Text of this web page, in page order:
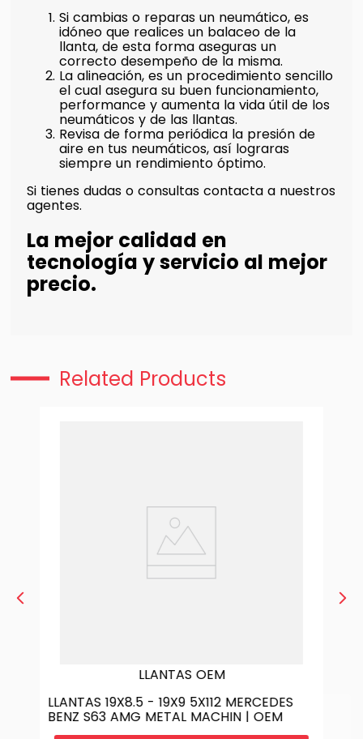
Si cambias o reparas un neumático, es
idóneo que realices un balaceo de la
llanta, de esta forma aseguras un
correcto desempeño de la misma.
La alineación, es un procedimiento sencillo
el cual asegura su buen funcionamiento,
performance y aumenta la vida útil de los
neumáticos y de las llantas.
Revisa de forma periódica la presión de
aire en tus neumáticos, así lograras
siempre un rendimiento óptimo.
Si tienes dudas o consultas contacta a nuestros
agentes.
La mejor calidad en
tecnología y servicio al mejor
precio.
Related Products
LLANTAS OEM
LLANTAS 19X8.5 - 19X9 5X112 MERCEDES
BENZ S63 AMG METAL MACHIN | OEM